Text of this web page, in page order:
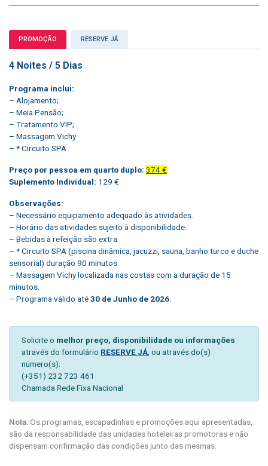
PROMOÇÃO RESERVE JÁ
4 Noites / 5 Dias
Programa inclui:
– Alojamento;
– Meia Pensão;
– Tratamento VIP;
– Massagem Vichy
– * Circuito SPA
Preço por pessoa em quarto duplo: 374 €
Suplemento Individual: 129 €
Observações:
– Necessário equipamento adequado às atividades.
– Horário das atividades sujeito à disponibilidade.
– Bebidas à refeição são extra.
– * Circuito SPA (piscina dinâmica, jacuzzi, sauna, banho turco e duche
sensorial) duração 90 minutos.
– Massagem Vichy localizada nas costas com a duração de 15
minutos.
– Programa válido até30 de Junho de 2026
Solicite o melhor preço, disponibilidade ou informações
através do formulário RESERVE JÁ , ou através do(s)
número(s):
(+351) 232 723 461
Chamada Rede Fixa Nacional
Nota:Os programas, escapadinhas e promoções aqui apresentadas,
são da responsabilidade das unidades hoteleiras promotoras e não
dispensam confirmação das condições junto das mesmas.